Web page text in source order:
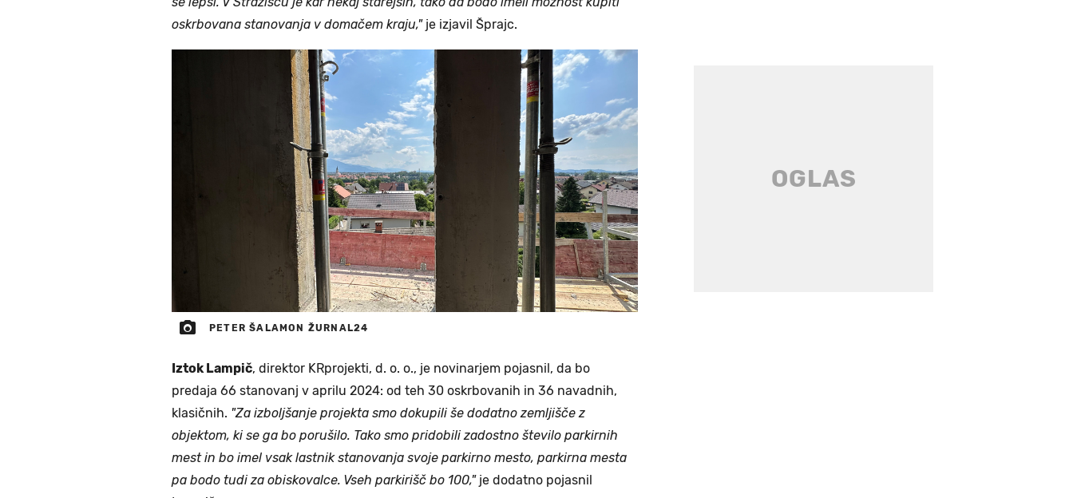
oskrbovana stanovanja v domačem kraju,"je izjavil Šprajc.
PETER ŠALAMON ŽURNAL24
Iztok Lampič, direktor KRprojekti, d. o. o., je novinarjem pojasnil, da bo
predaja 66 stanovanj v aprilu 2024: od teh 30 oskrbovanih in 36 navadnih,
klasičnih. "Za izboljšanje projekta smo dokupili še dodatno zemljišče z
objektom, ki se ga bo porušilo. Tako smo pridobili zadostno število parkirnih
mest in bo imel vsak lastnik stanovanja svoje parkirno mesto, parkirna mesta
pa bodo tudi za obiskovalce. Vseh parkirišč bo 100,"je dodatno pojasnil